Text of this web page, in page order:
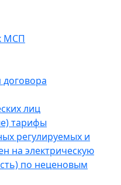
МСП
лиц
тарифы
регулируемых и
на электрическую
по неценовым